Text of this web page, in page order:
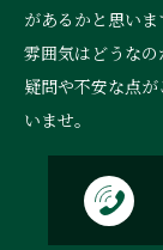
があるかと思いま
雰囲気はどうなの
疑問や不安な点
いませ。